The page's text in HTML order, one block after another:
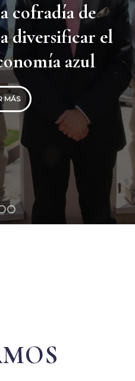
de
el
azul
24